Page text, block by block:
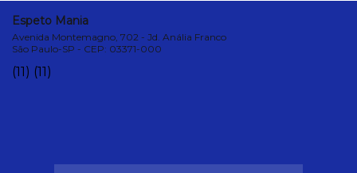
Espeto Mania
Avenida Montemagno, 702 - Jd. Anália Franco
São Paulo-SP - CEP: 03371-000
(11) (11)